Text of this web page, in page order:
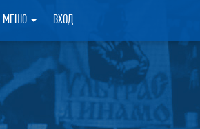
МЕНЮ ВХОД ×